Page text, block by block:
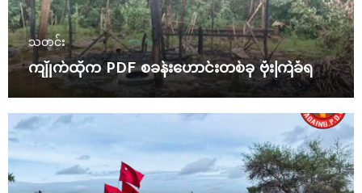
သတင်း
ကျိုက်ထိုက PDF စခန်းဟောင်းတစ်ခု ဗုံးကြဲခံရ